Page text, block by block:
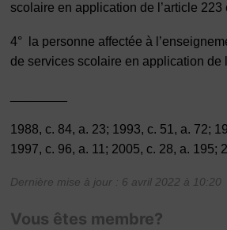
scolaire en application de l’article 223
4° la personne affectée à
de services scolaire en application de
1988, c. 84, a. 23; 1993, c. 51, a. 72;
1997, c. 96, a. 11; 2005, c. 28, a. 195;
Dernière mise à jour : 6 avril 2022 à 10:20
Vous êtes membre?